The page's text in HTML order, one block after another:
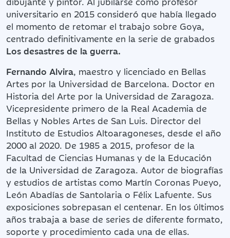
universitario en 2015 consideró que había llegado
el momento de retomar el trabajo sobre Goya,
centrado definitivamente en la serie de grabados
Los desastres de la guerra.
Fernando Alvira, maestro y licenciado en Bellas
Artes por la Universidad de Barcelona. Doctor en
Historia del Arte por la Universidad de Zaragoza.
Vicepresidente primero de la Real Academia de
Bellas y Nobles Artes de San Luis. Director del
Instituto de Estudios Altoaragoneses, desde el año
2000 al 2020. De 1985 a 2015, profesor de la
Facultad de Ciencias Humanas y de la Educación
de la Universidad de Zaragoza. Autor de biografías
y estudios de artistas como Martín Coronas Pueyo,
León Abadías de Santolaria o Félix Lafuente. Sus
exposiciones sobrepasan el centenar. En los últimos
años trabaja a base de series de diferente formato,
soporte y procedimiento cada una de ellas.